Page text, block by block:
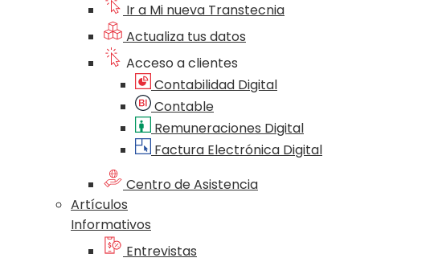
Ir a Mi nueva Transtecnia
Actualiza tus datos
Acceso a clientes
Contabilidad Digital
Contable
Remuneraciones Digital
Factura Electrónica Digital
Centro de Asistencia
Artículos
Informativos
Entrevistas